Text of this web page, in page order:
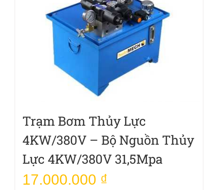
Trạm Bơm Thủy Lực
4KW/380V – Bộ Nguồn Thủy
Lực 4KW/380V 31,5Mpa
17.000.000 ₫